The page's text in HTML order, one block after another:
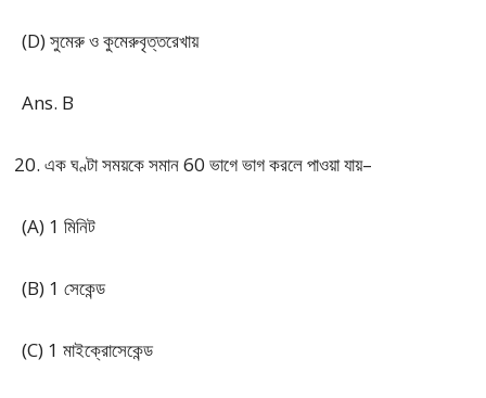
(D) সুমেরু ও কুমেরুবৃত্তরেখায়
Ans. B
এক ঘণ্টা সময়কে সমান 60 ভাগে ভাগ করলে পাওয়া যায়–
(A) 1 মিনিট
(B) 1 সেকেন্ড
(C) 1 মাইক্রোসেকেন্ড